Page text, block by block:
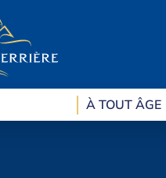
À TOUT ÂGE